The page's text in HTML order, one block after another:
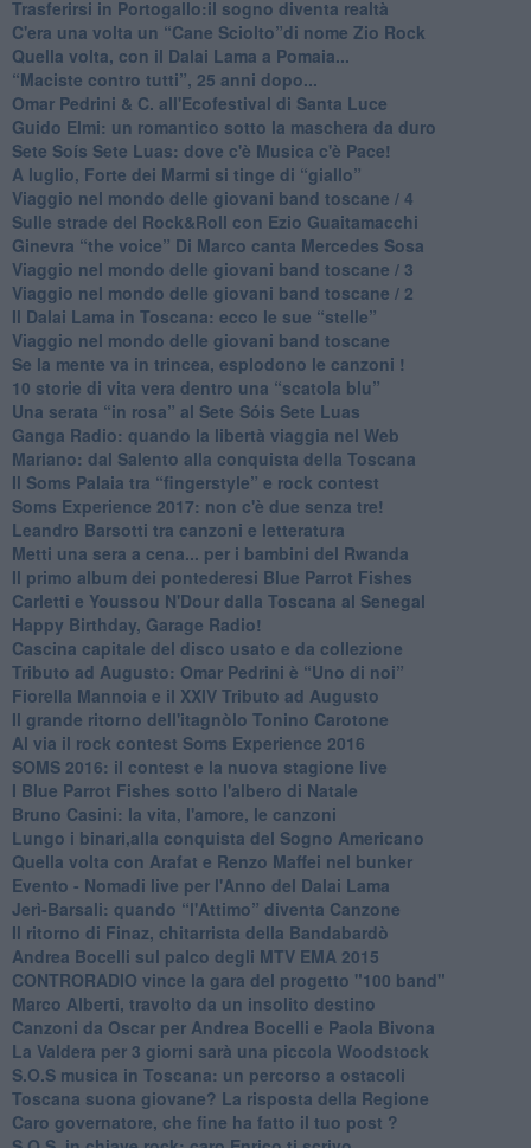
​Trasferirsi in Portogallo:il sogno diventa realtà
​C'era una volta un “Cane Sciolto”di nome Zio Rock
Quella volta, con il Dalai Lama a Pomaia...
​“Maciste contro tutti”, 25 anni dopo...
​Omar Pedrini & C. all'Ecofestival di Santa Luce
Guido Elmi: un romantico sotto la maschera da duro
Sete Soís Sete Luas: dove c'è Musica c'è Pace!
​A luglio, Forte dei Marmi si tinge di “giallo”
Viaggio nel mondo delle giovani band toscane / 4
Sulle strade del Rock&Roll con Ezio Guaitamacchi
​Ginevra “the voice” Di Marco canta Mercedes Sosa
Viaggio nel mondo delle giovani band toscane / 3
​Viaggio nel mondo delle giovani band toscane / 2
Il Dalai Lama in Toscana: ecco le sue “stelle”
Viaggio nel mondo delle giovani band toscane
Se la mente va in trincea, esplodono le canzoni !
​10 storie di vita vera dentro una “scatola blu”
​Una serata “in rosa” al Sete Sóis Sete Luas
Ganga Radio: quando la libertà viaggia nel Web
Mariano: dal Salento alla conquista della Toscana
​Il Soms Palaia tra “fingerstyle” e rock contest
Soms Experience 2017: non c'è due senza tre!
​Leandro Barsotti tra canzoni e letteratura
​Metti una sera a cena... per i bambini del Rwanda
​Il primo album dei pontederesi Blue Parrot Fishes
Carletti e Youssou N'Dour dalla Toscana al Senegal
Happy Birthday, Garage Radio!
​Cascina capitale del disco usato e da collezione
Tributo ad Augusto: Omar Pedrini è “Uno di noi”
​Fiorella Mannoia e il XXIV Tributo ad Augusto
Il grande ritorno dell'itagnòlo Tonino Carotone
​Al via il rock contest Soms Experience 2016
​SOMS 2016: il contest e la nuova stagione live
I Blue Parrot Fishes sotto l'albero di Natale
Bruno Casini: la vita, l'amore, le canzoni
​Lungo i binari,alla conquista del Sogno Americano
​Quella volta con Arafat e Renzo Maffei nel bunker
​Evento - Nomadi live per l'Anno del Dalai Lama
Jerì-Barsali: quando “l'Attimo” diventa Canzone
Il ritorno di Finaz, chitarrista della Bandabardò
Andrea Bocelli sul palco degli MTV EMA 2015
CONTRORADIO vince la gara del progetto "100 band"
Marco Alberti, travolto da un insolito destino
Canzoni da Oscar per Andrea Bocelli e Paola Bivona
La Valdera per 3 giorni sarà una piccola Woodstock
S.O.S musica in Toscana: un percorso a ostacoli
​Toscana suona giovane? La risposta della Regione
Caro governatore, che fine ha fatto il tuo post ?